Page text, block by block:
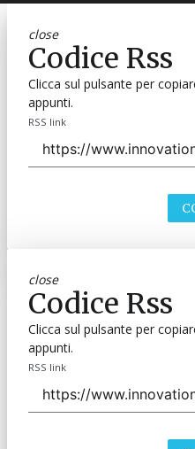
close
Codice Rss
Clicca sul pulsante per
appunti.
RSS link
close
Codice Rss
Clicca sul pulsante per
appunti.
RSS link